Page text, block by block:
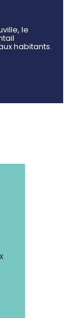
le
habitants.